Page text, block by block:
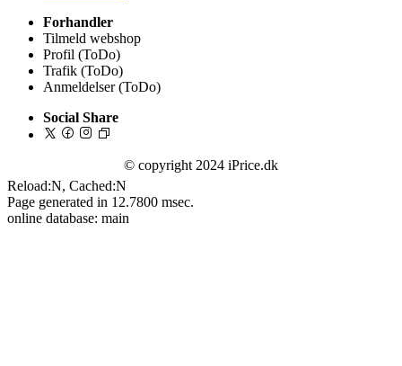
Forhandler
Tilmeld webshop
Profil (ToDo)
Trafik (ToDo)
Anmeldelser (ToDo)
Social Share
© copyright 2024 iPrice.dk
Reload:N, Cached:N
Page generated in 12.7800 msec.
online database: main